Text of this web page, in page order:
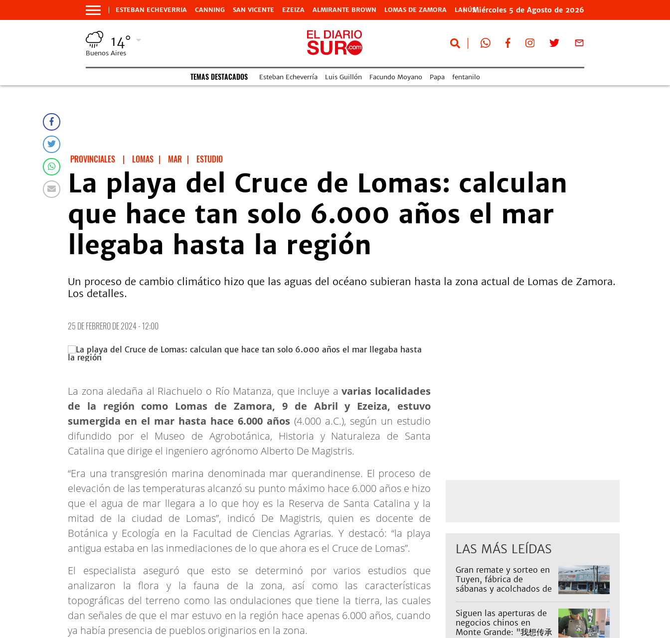
ESTEBAN ECHEVERRIA CANNING SAN VICENTE EZEIZA ALMIRANTE BROWN LOMAS DE ZAMORA LANÚSMiércoles 5 de Agosto de 2026
14°
Buenos Aires
TEMAS DESTACADOS Esteban Echeverría Luis Guillón Facundo Moyano Papa fentanilo
PROVINCIALES | LOMAS | MAR | ESTUDIO
La playa del Cruce de Lomas: calculan
que hace tan solo 6.000 años el mar
llegaba hasta la región
Un proceso de cambio climático hizo que las aguas del océano subieran hasta la zona actual de Lomas de Zamora.
Los detalles.
25 DE FEBRERO DE 2024 - 12:00
La zona aledaña al Riachuelo o Río Matanza, que incluye avarias localidades
de la región como Lomas de Zamora, 9 de Abril y Ezeiza, estuvo
sumergida en el mar hasta hace 6.000 años (4.000 a.C.), según un estudio
difundido por el Museo de Agrobotánica, Historia y Naturaleza de Santa
Catalina que dirige el ingeniero agrónomo Alberto De Magistris.
“Era una transgresión marina denominada mar querandinense. El proceso de
elevación de las temperaturas alcanzó su punto máximo hace 6.000 años e hizo
que el agua de mar llegara a lo que hoy es la Reserva de Santa Catalina y la
mitad de la ciudad de Lomas”, indicó De Magistris, quien es docente de
Botánica y Ecología en la Facultad de Ciencias Agrarias. Y destacó: “la playa
antigua estaba en las inmediaciones de lo que ahora es el Cruce de Lomas”.
El especialista aseguró que esto se determinó por varios estudios que
analizaron la flora y la fauna de la zona, así como las características
topográficas del terreno como las ondulaciones que tiene la tierra, las cuales
dan señales de que el mar estuvo en la región hace apenas 6.000 años, cuando
ya había presencia de pueblos originarios en la zona.
LAS MÁS LEÍDAS
Gran remate y sorteo en
Tuyen, fábrica de
sábanas y acolchados de
desde $1.000
Siguen las aperturas de
negocios chinos en
Monte Grande: "我想传承